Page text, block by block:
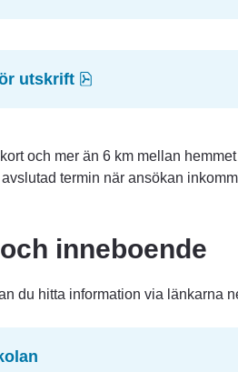
utskrift
och mer än 6 km mellan
termin när ansökan
inneboende
du hitta information via länkarna